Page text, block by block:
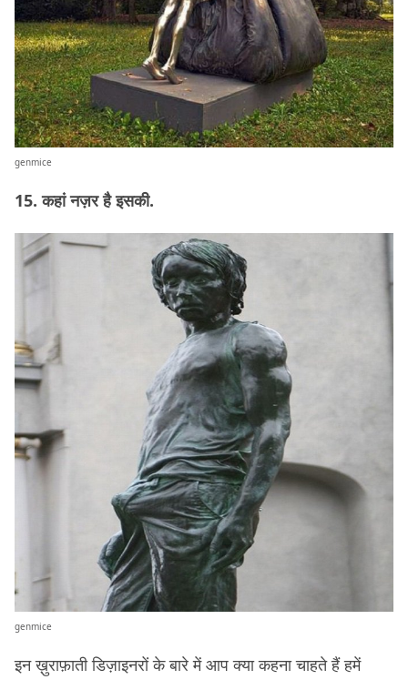
genmice
15. कहां नज़र है इसकी.
genmice
इन ख़ुराफ़ाती डिज़ाइनरों के बारे में आप क्या कहना चाहते हैं हमें